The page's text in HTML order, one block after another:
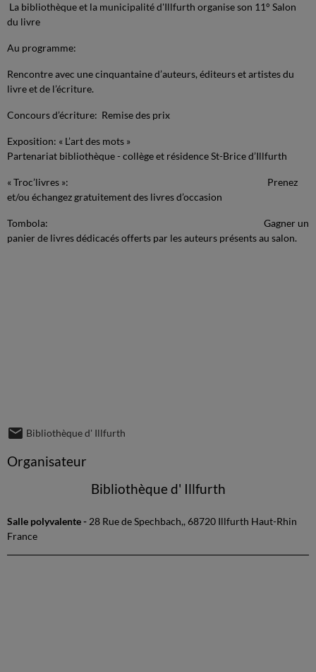
La bibliothèque et la municipalité d'Illfurth organise son 11° Salon
du livre
Au programme:
Rencontre avec une cinquantaine d’auteurs, éditeurs et artistes du
livre et de l’écriture.
Concours d’écriture: Remise des prix
Exposition: « L’art des mots »
Partenariat bibliothèque - collège et résidence St-Brice d’Illfurth
« Troc’livres »: Prenez
et/ou échangez gratuitement des livres d’occasion
Tombola: Gagner un
panier de livres dédicacés offerts par les auteurs présents au salon.
Bibliothèque d' Illfurth
Organisateur
Bibliothèque d' Illfurth
Salle polyvalente - 28 Rue de Spechbach,, 68720 Illfurth Haut-Rhin
France